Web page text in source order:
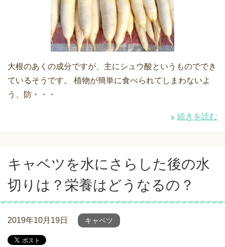
大根のあくの成分ですが、主にシュウ酸というものででき
ているそうです。 植物が簡単に食べられてしまわないよ
う、防・・・
続きを読む
キャベツを水にさらした後の水
切りは？栄養はどうなるの？
2019年10月19日 キャベツ